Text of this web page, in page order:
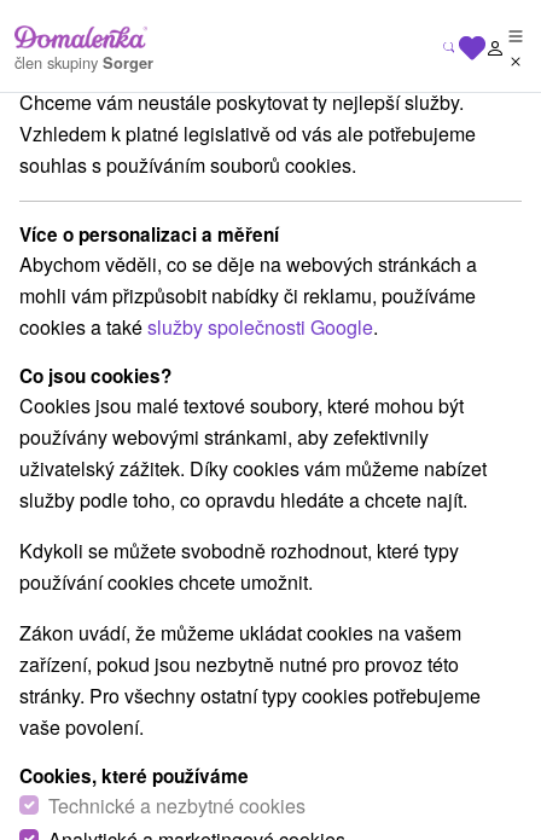
člen skupiny Sorger
Apartmány Východné Slovensko Prešovský kraj Veľká Lomnica
Apartmány Veľká Lomnica
Kategorie
Všechny kategorie
Hotely na Slovensku (3)
Apartmány(17) Chaty na prenájom(10)
Penzióny (10) Priváty
Vyberte lokalitu nebo termín
VŠECHNY TOP - NEJPRODÁVANĚJŠÍ NEJLEVNĚJŠÍ
Na vašem soukromí nám záleží
Chceme vám neustále poskytovat ty nejlepší služby.
Vzhledem k platné legislativě od vás ale potřebujeme
souhlas s používáním souborů cookies.
Více o personalizaci a měření
Abychom věděli, co se děje na webových stránkách a
mohli vám přizpůsobit nabídky či reklamu, používáme
cookies a takéslužby společnosti Google.
Co jsou cookies?
Cookies jsou malé textové soubory, které mohou být
používány webovými stránkami, aby zefektivnily
uživatelský zážitek. Díky cookies vám můžeme nabízet
služby podle toho, co opravdu hledáte a chcete najít.
Kdykoli se můžete svobodně rozhodnout, které typy
používání cookies chcete umožnit.
Zákon uvádí, že můžeme ukládat cookies na vašem
zařízení, pokud jsou nezbytně nutné pro provoz této
stránky. Pro všechny ostatní typy cookies potřebujeme
vaše povolení.
Cookies, které používáme
Technické a nezbytné cookies